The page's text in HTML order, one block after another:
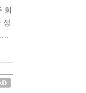
회
정
의
큰